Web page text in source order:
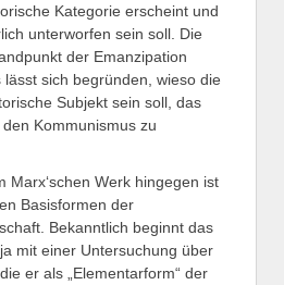
Kategorie erscheint und
unterworfen sein soll. Die
der Emanzipation
sich begründen, wieso die
Subjekt sein soll, das
Kommunismus zu
Marx‘schen Werk hingegen ist
Basisformen der
Bekanntlich beginnt das
mit einer Untersuchung über
er als „Elementarform“ der